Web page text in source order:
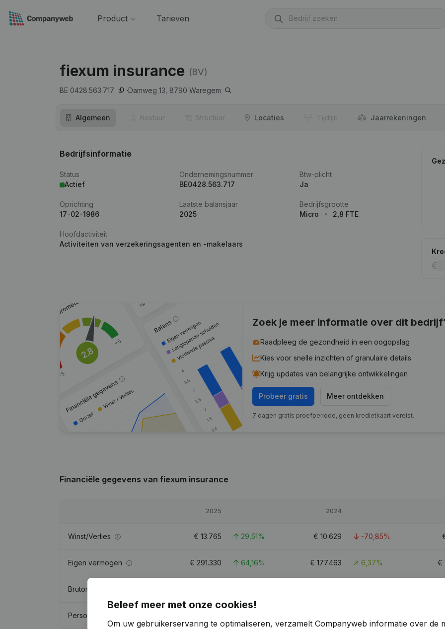
Product Tarieven
fiexum insurance (BV)
BE 0428.563.717 Damweg 13, 8790 Waregem
Algemeen Bestuur Structuur Locaties Tijdlijn Jaar­rekeningen
Bedrijfsinformatie
Status
Actief
Ondernemingsnummer
BE0428.563.717
Btw-plicht
Ja
Oprichting
17-02-1986
Laatste balansjaar
2025
Bedrijfsgrootte
Micro
2,8 FTE
Hoofdactiviteit
Activiteiten van verzekeringsagenten en -makelaars
Zoek je meer informatie over dit
Raadpleeg de gezondheid in een oogopslag
Kies voor snelle inzichten of granulaire details
Krijg updates van belangrijke ontwikkelingen
Probeer gratis Meer ontdekken
7 dagen gratis proefperiode, geen kredietkaart vereist.
Financiële gegevens van fiexum insurance
2025 2024
Winst/Verlies € 13.765 29,51% € 10.629 -70,85%
Eigen vermogen € 291.330 64,16% € 177.463 6,37% €
Brutomarge
Personeel
Beleef meer met onze cookies!
Om uw gebruikerservaring te optimaliseren, verzamelt Companyweb informatie over de